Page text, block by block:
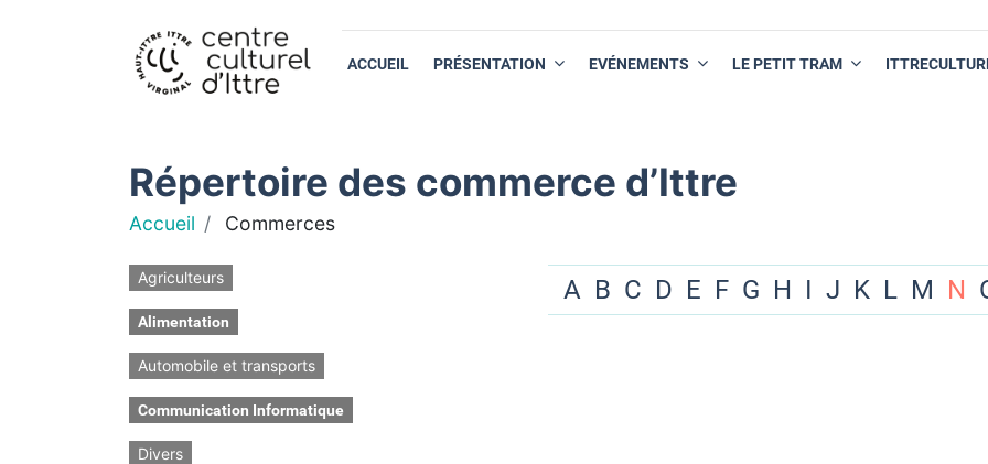
ACCUEIL PRÉSENTATION EVÉNEMENTS LE PETIT TRAM
Répertoire des commerce d’Ittre
Accueil Commerces
Agriculteurs
Alimentation
Automobile et transports
Communication Informatique
Divers
A B C D E F G H I J K L M N